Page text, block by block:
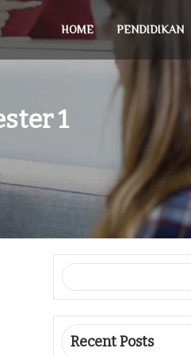
HOME PENDIDIKAN
1
Recent Posts